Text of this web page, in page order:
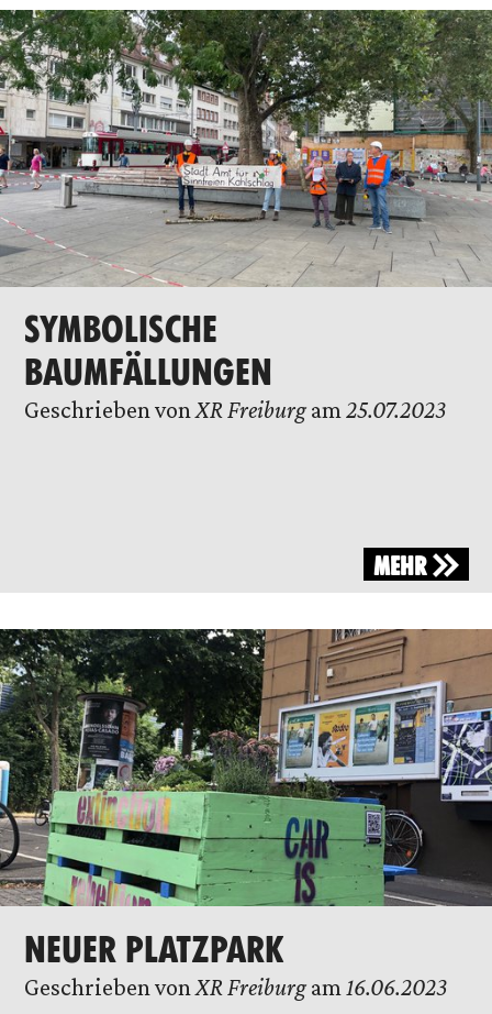
SYMBOLISCHE
BAUMFÄLLUNGEN
Geschrieben vonXR Freiburgam25.07.2023
MEHR
NEUER PLATZPARK
Geschrieben von XR Freiburgam 16.06.2023